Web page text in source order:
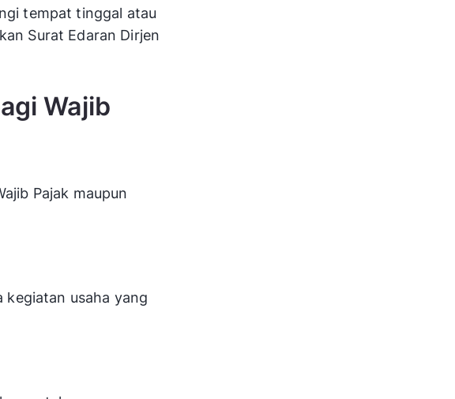
tempat tinggal atau
Surat Edaran Dirjen
Wajib
Pajak maupun
kegiatan usaha yang